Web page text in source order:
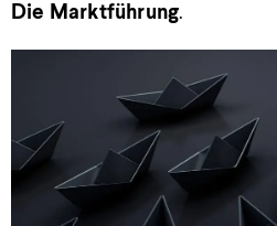
Die Marktführung.